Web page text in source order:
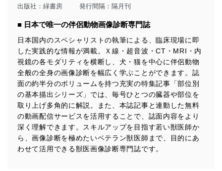
出版社： 緑書房 発行間隔：隔月刊
■ 日本で唯一の伴侶動物画像診断専門誌
日本国内のスペシャリストの執筆による、臨床現場に即
した実践的な情報が満載。Ｘ線・超音波・CT・MRI・内
視鏡の各モダリティを横断し、犬・猫を中心に伴侶動物
全般の全身の画像診断を幅広く学ぶことができます。誌
面の約半分のボリュームを持つ充実の特集記事「部位別
の基本描出シリーズ」では、毎号ひとつの臓器や部位を
取り上げ多角的に解説。また、本誌記事と連動した無料
の動画配信サービスを活用することで、誌面内容をより
深く理解できます。スキルアップを目指す若い獣医師か
ら、画像診断を極めたいベテラン獣医師まで、目的にあ
わせて活用できる獣医画像診断専門誌です。